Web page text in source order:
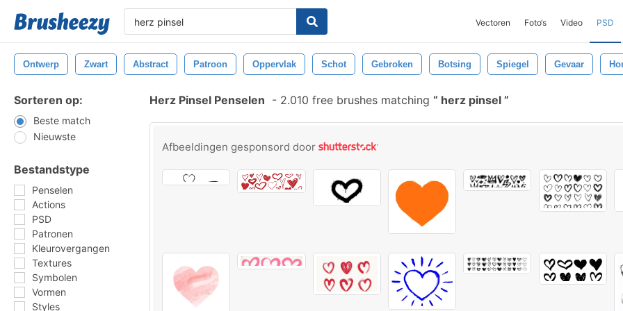
Vectoren Foto‘s Video PSD
Ontwerp Zwart Abstract Patroon Oppervlak Schot Gebroken Botsing Spiegel Gevaar
Sorteren op:
Beste match
Nieuwste
Bestandstype
Penselen
Actions
PSD
Patronen
Kleurovergangen
Textures
Symbolen
Vormen
Styles
Herz Pinsel Penselen - 2.010 free brushes matching herz pinsel
Afbeeldingen gesponsord door